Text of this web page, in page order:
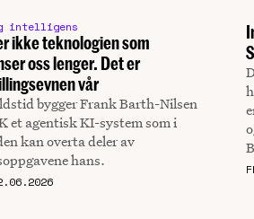
intelligens
ikke teknologien som
oss lenger. Det er
vår
bygger Frank Barth-Nilsen
et agentisk KI-system som i
kan overta deler av
hans.